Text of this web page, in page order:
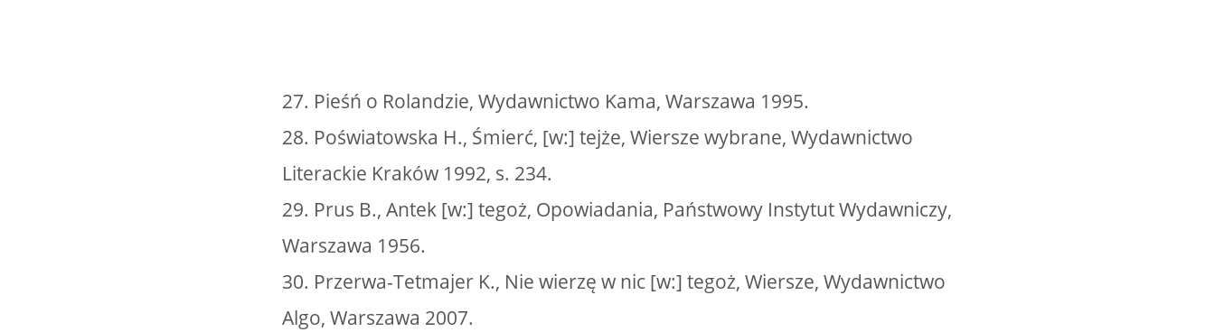
27. Pieśń o Rolandzie, Wydawnictwo Kama, Warszawa 1995.
28. Poświatowska H., Śmierć, [w:] tejże, Wiersze wybrane, Wydawnictwo
Literackie Kraków 1992, s. 234.
29. Prus B., Antek [w:] tegoż, Opowiadania, Państwowy Instytut Wydawniczy,
Warszawa 1956.
30. Przerwa-Tetmajer K., Nie wierzę w nic [w:] tegoż, Wiersze, Wydawnictwo
Algo, Warszawa 2007.